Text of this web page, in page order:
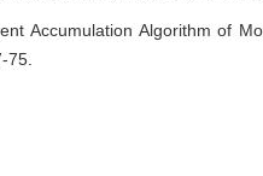
Accumulation Algorithm of
75.